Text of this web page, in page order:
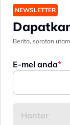
NEWSLETTER
Berita, sorotan
E-mel anda